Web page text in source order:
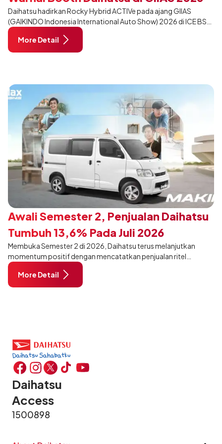
Daihatsu hadirkan Rocky Hybrid ACTIVe pada ajang GIIAS
(GAIKINDO Indonesia International Auto Show) 2026 di ICE BSD
City, Tangerang. Terdapat 2 unit Rocky Hybrid yang
dimodifikasi untuk menghadirkan sarana inspirasi bagi
pengunjung mendukung gaya hidup yang aktif.
More Detail
Awali Semester 2, Penjualan Daihatsu
Tumbuh 13,6% Pada Juli 2026
Membuka Semester 2 di 2026, Daihatsu terus melanjutkan
momentum positif dengan mencatatkan penjualan ritel
sebanyak 12.750 unit pada Juli 2026. Capaian tersebut tumbuh
13,6% dibandingkan periode yang sama tahun lalu sebanyak
11.220 unit, dan tetap stabil dibandingkan bulan Juni 2026 lalu.
More Detail
Daihatsu
Access
1500898